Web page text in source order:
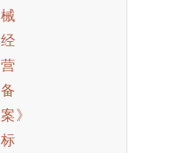
械
经
营
备
案》
标